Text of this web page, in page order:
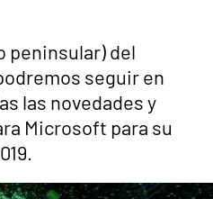
peninsular) del
seguir en
las novedades y
Microsoft para su